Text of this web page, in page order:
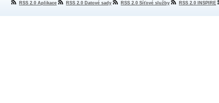
RSS 2.0 Aplikace
RSS 2.0 Datové sady RSS 2.0 Síťové služby RSS 2.0 INSPIRE